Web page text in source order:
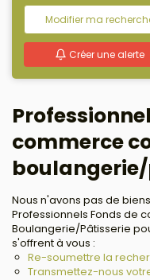
Rejoindre
Estimation
Modifier ma
Créer une alerte
commerce
Nous n'avons pas de
Professionnels Fonds de
Boulangerie/Pâtisserie
s'offrent à vous :
Re-soumettre la
Transmettez-nous